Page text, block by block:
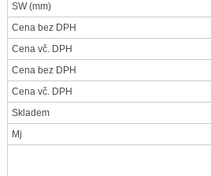
SW(mm)
Cena bez DPH
Cena vč. DPH
Cena bez DPH
Cena vč. DPH
Skladem
Mj